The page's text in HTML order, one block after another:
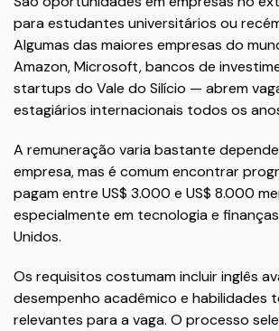
para estudantes universitários ou
Algumas das maiores empresas do
Amazon, Microsoft, bancos de
startups do Vale do Silício — abrem
estagiários internacionais todos os
A remuneração varia bastante
empresa, mas é comum encontrar
pagam entre US$ 3.000 e US$ 8.000
especialmente em tecnologia e
Unidos.
Os requisitos costumam incluir inglês
desempenho acadêmico e habilidades
relevantes para a vaga. O processo